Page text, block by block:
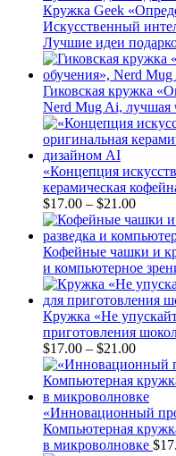
Кружка Geek
Искусственный
Лучшие идеи
Гиковская кружка
Nerd Mug Ai, лучшая
«Концепция
керамическая
$17.00 – $21.00Price
range:
$17.00
$21.00
Кофейные чашки и
и компьютерное
Кружка «Не
приготовления
$17.00 – $21.00Price
range:
$17.00
through
$21.00
«Инновационный
Компьютерная
в микроволновке $